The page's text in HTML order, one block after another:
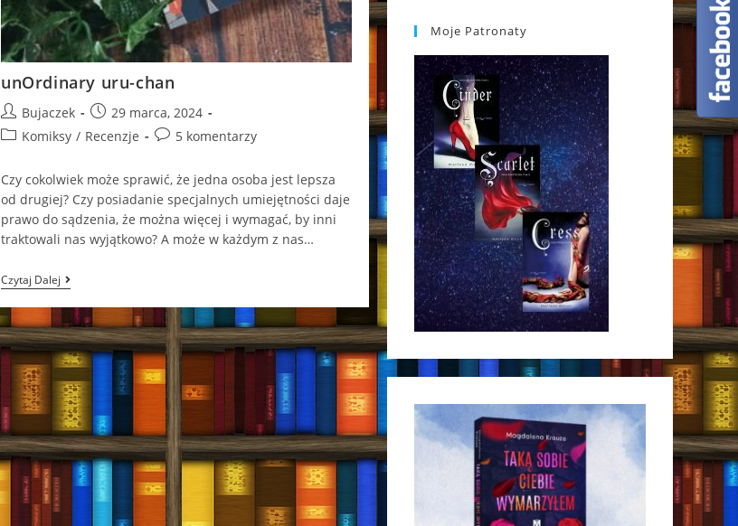
unOrdinary uru-chan
Post
author:
Bujaczek
Post
published:
29 marca, 2024
PostKomiksy / Recenzje
Post5 komentarzy
Czy cokolwiek może sprawić, że jedna osoba jest lepsza
od drugiej? Czy posiadanie specjalnych umiejętności daje
prawo do sądzenia, że można więcej i wymagać, by inni
traktowali nas wyjątkowo? A może w każdym z nas…
Czytaj Dalej UnOrdinary
Uru-
Chan
Moje Patronaty